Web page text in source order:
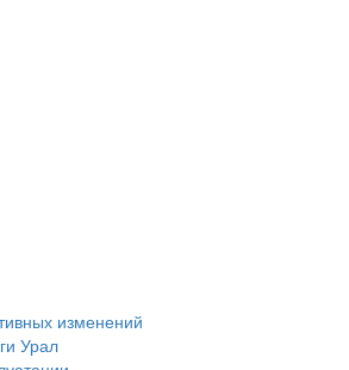
изменений
Урал